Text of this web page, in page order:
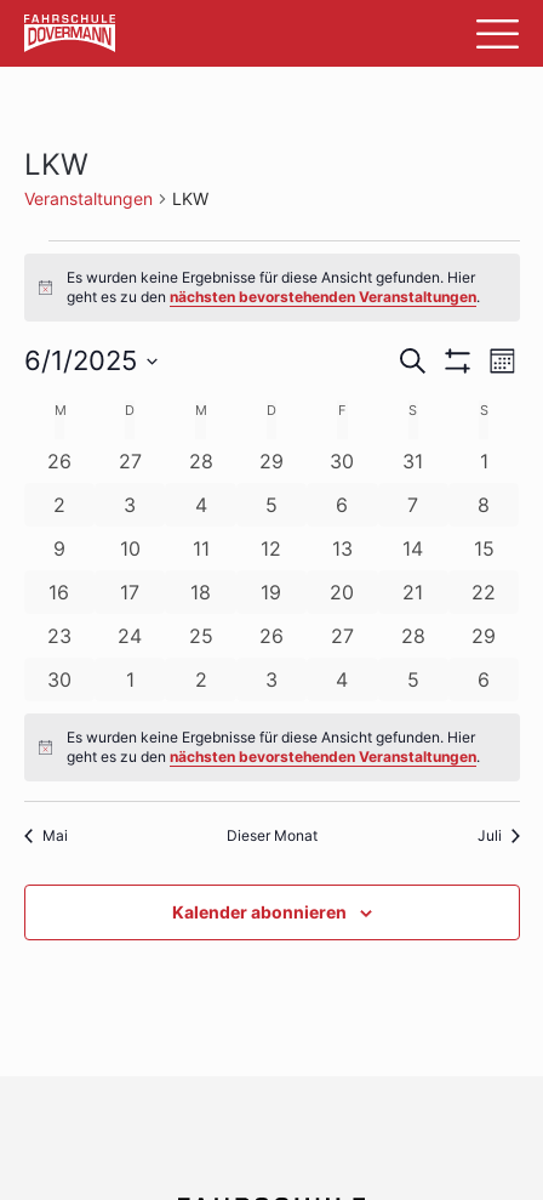
LKW
Veranstaltungen LKW
Veranstaltungen
Hinweis
Es wurden keine Ergebnisse für diese Ansicht gefunden. Hier
geht es zu dennächsten bevorstehenden Veranstaltungen.
Suche
und
Suche
Anzeigen
6/1/2025
wählen.
Kalender
von
Veranstaltungen
M D DIENSTAGM MITTWOCH
DDONNERSTAG
F S SAMSTAGS
0
26
0
27
0
28
0
29
0
30
0
31
0
1
0
2
0
3
0
4
0
5
0
6
0
7
0
8
0
9
0
10
0
11
0
12
0
13
0
14
0
15
0
16
0
17
0
18
0
19
0
20
0
21
0
22
0
23
0
24
0
25
0
26
0
27
0
28
0
29
0
30
0
1
0
2
0
3
0
4
0
5
0
6
Hinweis
Es wurden keine Ergebnisse für diese Ansicht gefunden. Hier
geht es zu dennächsten bevorstehenden Veranstaltungen.
Mai Dieser Monat Juli
Kalender abonnieren